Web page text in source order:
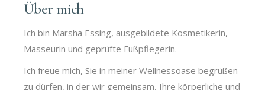
Über mich
Ich bin Marsha Essing, ausgebildete Kosmetikerin,
Masseurin und geprüfte Fußpflegerin.
Ich freue mich, Sie in meiner Wellnessoase begrüßen
zu dürfen, in der wir gemeinsam, Ihre körperliche und